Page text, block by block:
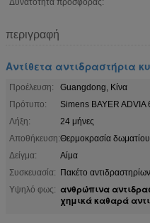
Δυνατότητα προσφοράς:
περιγραφή
Αντίθετα αντιδραστήρια
Προέλευση:
Guangdong, Κίνα
Πρότυπο:
Simens BAYER ADVIA
Λήξη:
24 μήνες
Αποθήκευση:Θερμοκρασία δωματίου
Δείγμα:
Αίμα
Συσκευασία: Πακέτο αντιδραστηρίων
Υψηλό φως: ανθρώπινα
χημικά καθαρά